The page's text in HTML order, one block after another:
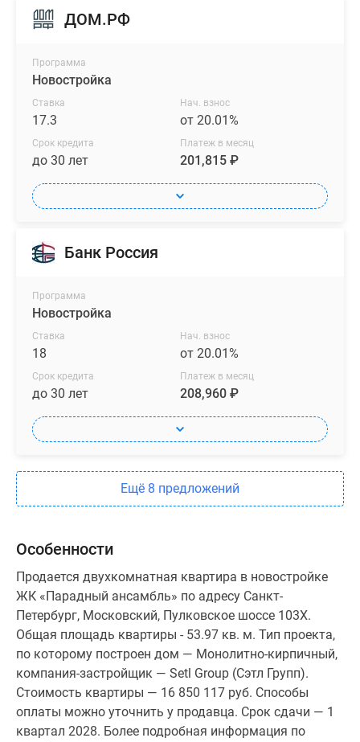
ДОМ.РФ
Программа
Новостройка
Ставка
17.3
Нач. взнос
от 20.01%
Срок кредита
до 30 лет
Платеж в месяц
201,815 ₽
Банк Россия
Программа
Новостройка
Ставка
18
Нач. взнос
от 20.01%
Срок кредита
до 30 лет
Платеж в месяц
208,960 ₽
Ещё 8 предложений
Особенности
Продается двухкомнатная квартира в новостройке
ЖК «Парадный ансамбль» по адресу Санкт-
Петербург, Московский, Пулковское шоссе 103Х.
Общая площадь квартиры - 53.97 кв. м. Тип проекта,
по которому построен дом — Монолитно-кирпичный,
компания-застройщик — Setl Group (Сэтл Групп).
Стоимость квартиры — 16 850 117 руб. Способы
оплаты можно уточнить у продавца. Срок сдачи — 1
квартал 2028. Более подробная информация по